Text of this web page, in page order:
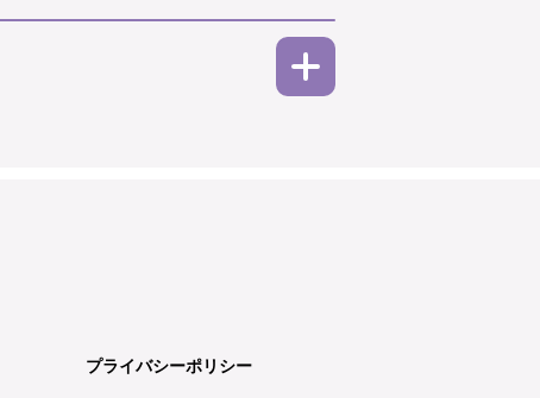
プライバシーポリシー